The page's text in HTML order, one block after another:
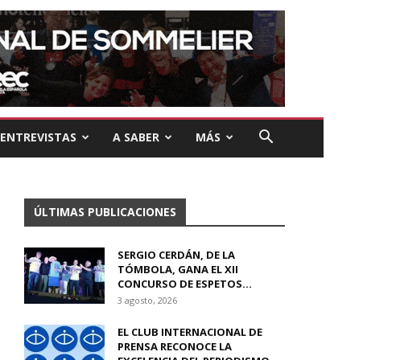
ENTREVISTAS A SABER MÁS
ÚLTIMAS PUBLICACIONES
SERGIO CERDÁN, DE LA
TÓMBOLA, GANA EL XII
CONCURSO DE ESPETOS...
3 agosto, 2026
EL CLUB INTERNACIONAL DE
PRENSA RECONOCE LA